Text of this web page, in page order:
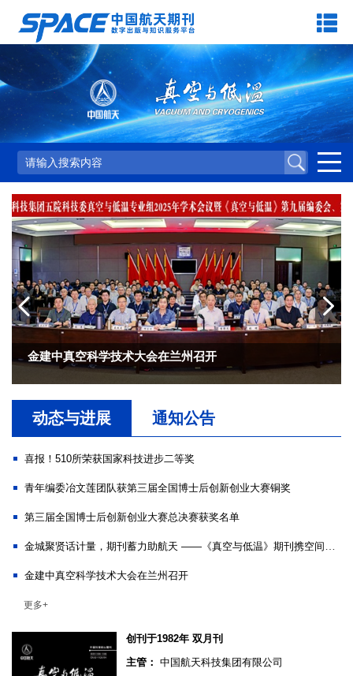
金建中真空科学技术大会在兰州召开
动态与进展 通知公告
喜报！510所荣获国家科技进步二等奖
青年编委冶文莲团队获第三届全国博士后创新创业大赛铜奖
第三届全国博士后创新创业大赛总决赛获奖名单
金城聚贤话计量，期刊蓄力助航天 ——《真空与低温》期刊携空间计量盛会擘画创新蓝图
金建中真空科学技术大会在兰州召开
更多+
创刊于1982年 双月刊
主管： 中国航天科技集团有限公司